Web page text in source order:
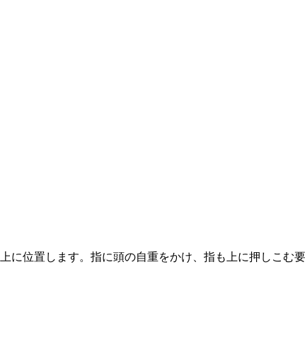
位置します。指に頭の自重をかけ、指も上に押しこむ要